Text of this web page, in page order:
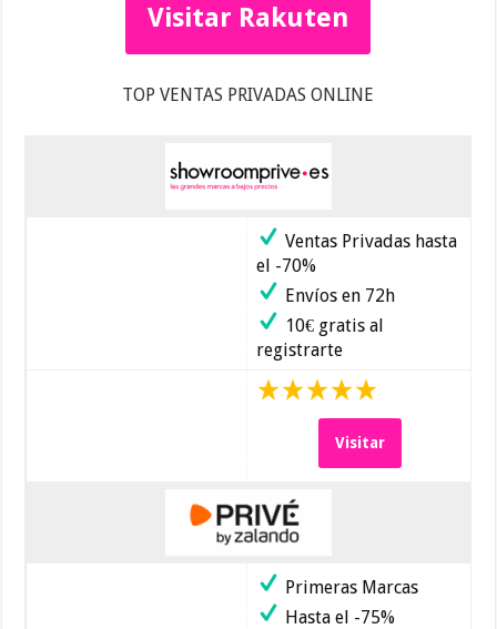
Visitar Rakuten
TOP VENTAS PRIVADAS ONLINE
Ventas Privadas hasta
el -70%
Envíos en 72h
10€ gratis al
registrarte
Visitar
Primeras Marcas
Hasta el -75%